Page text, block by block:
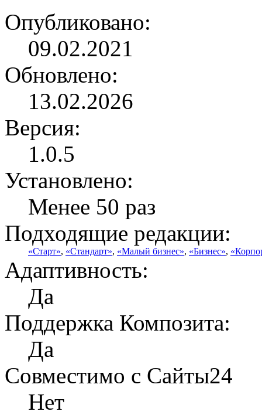
Опубликовано:
09.02.2021
Обновлено:
13.02.2026
Версия:
1.0.5
Установлено:
Менее 50 раз
Подходящие редакции:
«Старт», «Стандарт», «Малый бизнес», «Бизнес»,
Адаптивность:
Да
Поддержка Композита:
Да
Совместимо с Сайты24
Нет